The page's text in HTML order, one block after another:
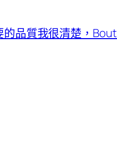
的品質我很清楚，